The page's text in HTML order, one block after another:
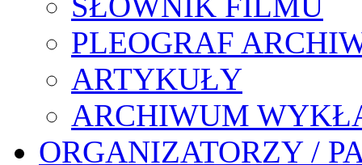
PLEOGRAF
ARTYKUŁY
ARCHIWUM
ORGANIZATORZY /